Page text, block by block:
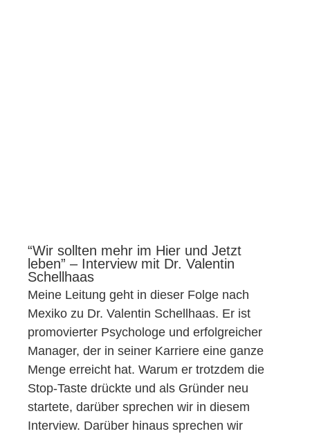
“Wir sollten mehr im Hier und Jetzt
leben” – Interview mit Dr. Valentin
Schellhaas
Meine Leitung geht in dieser Folge nach
Mexiko zu Dr. Valentin Schellhaas. Er ist
promovierter Psychologe und erfolgreicher
Manager, der in seiner Karriere eine ganze
Menge erreicht hat. Warum er trotzdem die
Stop-Taste drückte und als Gründer neu
startete, darüber sprechen wir in diesem
Interview. Darüber hinaus sprechen wir